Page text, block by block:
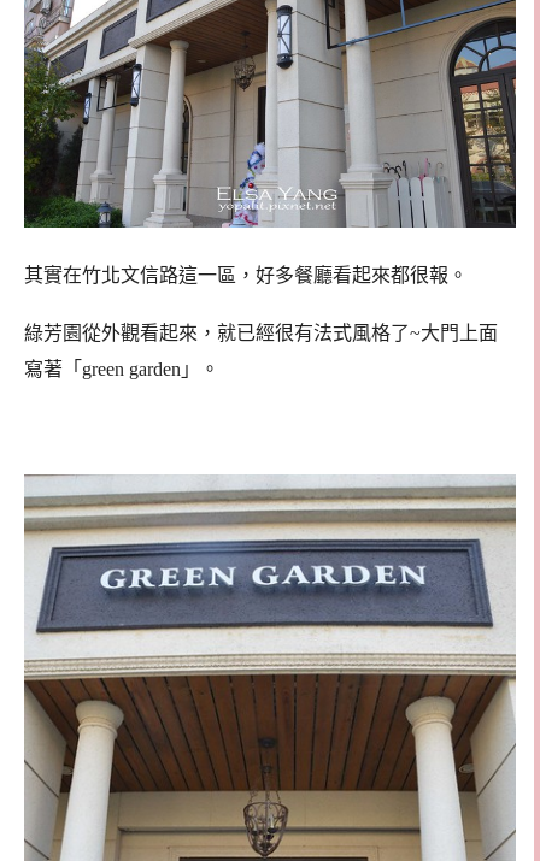
其實在竹北文信路這一區，好多餐廳看起來都很報。
綠芳園從外觀看起來，就已經很有法式風格了~大門上面
寫著「green garden」。